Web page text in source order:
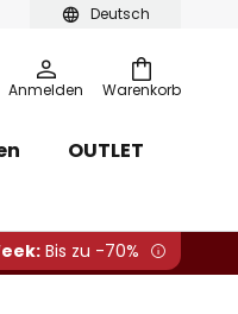
Deutsch
Warenkorb
Anmelden
OUTLET
Bis zu -70%